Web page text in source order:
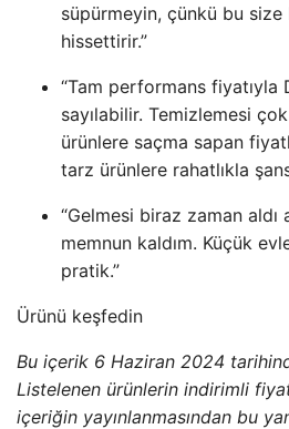
süpürmeyin, çünkü bu
hissettirir.”
“Tam performans fiyatıyla
sayılabilir. Temizlemesi
ürünlere saçma sapan
tarz ürünlere rahatlıkla
“Gelmesi biraz zaman aldı
memnun kaldım. Küçük
pratik.”
Ürünü keşfedin
Bu içerik 6 Haziran 2024
Listelenen ürünlerin indirimli
içeriğin yayınlanmasından bu